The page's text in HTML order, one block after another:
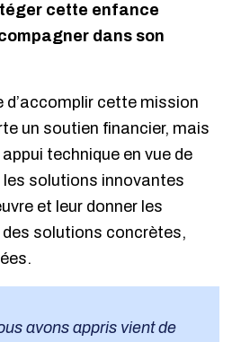
cette enfance
dans son
d’accomplir cette mission
un soutien financier, mais
technique en vue de
solutions innovantes
et leur donner les
des solutions concrètes,
avons appris vient de